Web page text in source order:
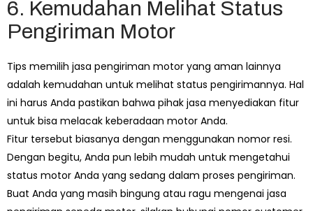
6. Kemudahan Melihat Status
Pengiriman Motor
Tips memilih jasa pengiriman motor yang aman lainnya
adalah kemudahan untuk melihat status pengirimannya. Hal
ini harus Anda pastikan bahwa pihak jasa menyediakan fitur
untuk bisa melacak keberadaan motor Anda.
Fitur tersebut biasanya dengan menggunakan nomor resi.
Dengan begitu, Anda pun lebih mudah untuk mengetahui
status motor Anda yang sedang dalam proses pengiriman.
Buat Anda yang masih bingung atau ragu mengenai jasa